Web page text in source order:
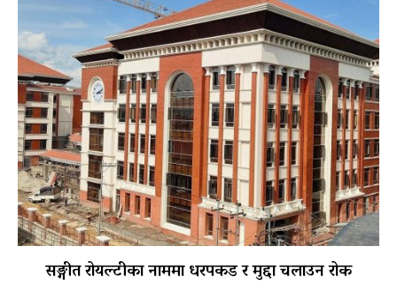
सङ्गीत रोयल्टीका नाममा धरपकड र मुद्दा चलाउन रोक